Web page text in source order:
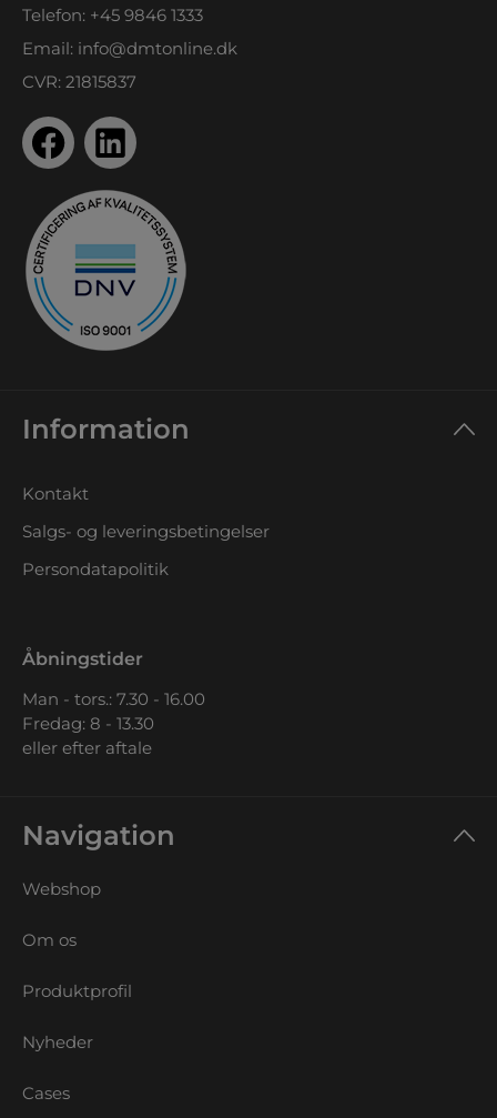
Telefon: +45 9846 1333
Email: info@dmtonline.dk
CVR: 21815837
Information
Kontakt
Salgs- og leveringsbetingelser
Persondatapolitik
Åbningstider
Man - tors.: 7.30 - 16.00
Fredag: 8 - 13.30
eller efter aftale
Navigation
Webshop
Om os
Produktprofil
Nyheder
Cases